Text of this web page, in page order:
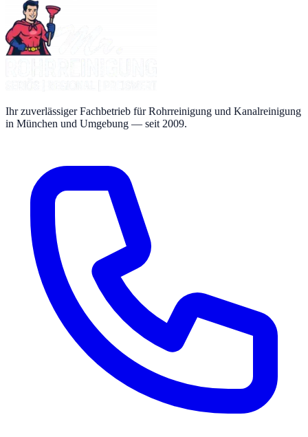
Ihr zuverlässiger Fachbetrieb für Rohrreinigung und Kanalreinigung
in München und Umgebung — seit 2009.